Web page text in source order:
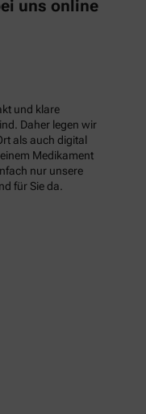
uns online
und klare
Daher legen wir
als auch digital
Medikament
nur unsere
für Sie da.